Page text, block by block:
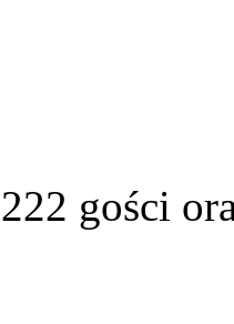
gości